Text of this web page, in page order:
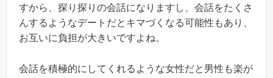
すから、探り探りの会話になりますし、会話をたくさ
んするようなデートだとキマづくなる可能性もあり、
お互いに負担が大きいですよね。
会話を積極的にしてくれるような女性だと男性も楽が